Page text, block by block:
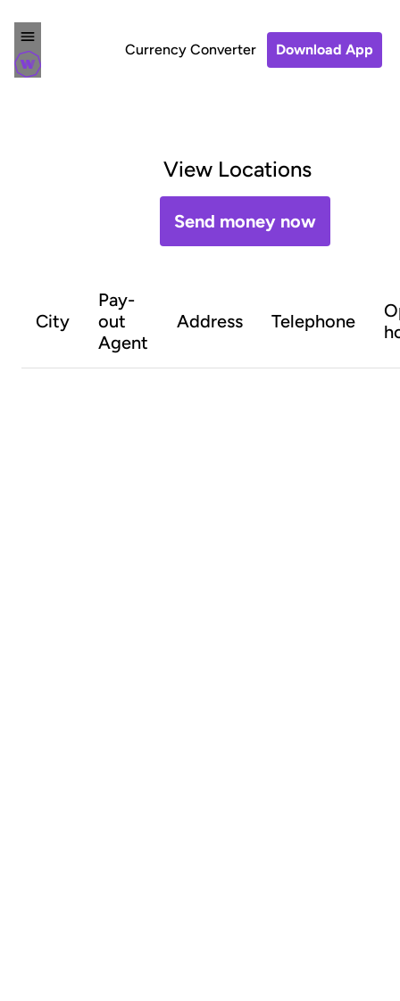
Currency Converter Download App
View Locations
Send money now
City
Pay-
out
Agent
Address Telephone